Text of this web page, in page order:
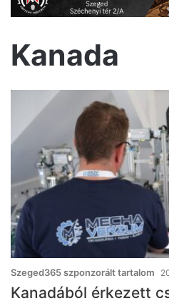
Kanada
Szeged365 szponzorált tartalom
Kanadából érkezett